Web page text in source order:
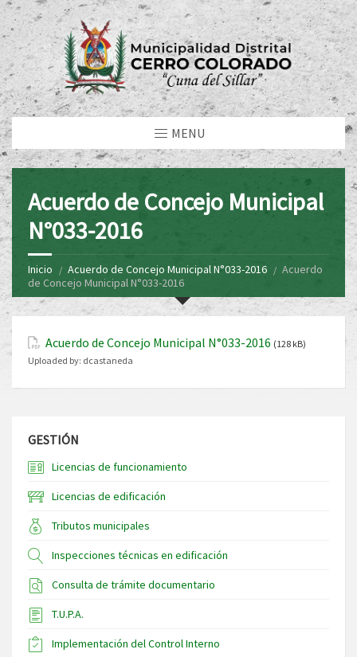
MENU
Acuerdo de Concejo Municipal
N°033-2016
Inicio Acuerdo de Concejo Municipal N°033-2016
Acuerdo
de Concejo Municipal N°033-2016
Acuerdo de Concejo Municipal N°033-2016 (128 kB)
Uploaded by: dcastaneda
GESTIÓN
Licencias de funcionamiento
Licencias de edificación
Tributos municipales
Inspecciones técnicas en edificación
Consulta de trámite documentario
T.U.P.A.
Implementación del Control Interno